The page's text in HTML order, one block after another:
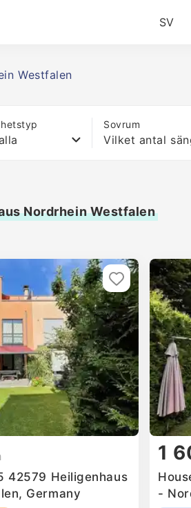
SV
Westfalen
Sovrum
Nordrhein Westfalen
42579 Heiligenhaus
Germany
1
-